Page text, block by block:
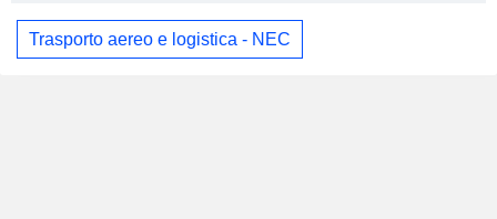
Trasporto aereo e logistica - NEC